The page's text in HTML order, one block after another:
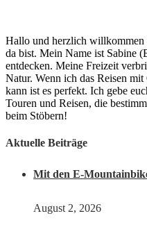
Hallo und herzlich willkommen
da bist. Mein Name ist Sabine
entdecken. Meine Freizeit
Natur. Wenn ich das Reisen
kann ist es perfekt. Ich gebe
Touren und Reisen, die
beim Stöbern!
Aktuelle Beiträge
Mit den E-
August 2, 2026